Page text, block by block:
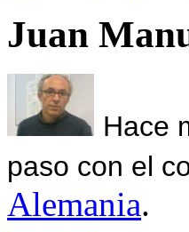
Juan
Hace
paso con el
Alemania.